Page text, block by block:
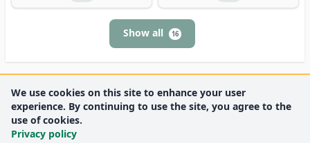
Show all 16
We use cookies on this site to enhance your user
experience. By continuing to use the site, you agree to the
use of cookies.
Privacy policy